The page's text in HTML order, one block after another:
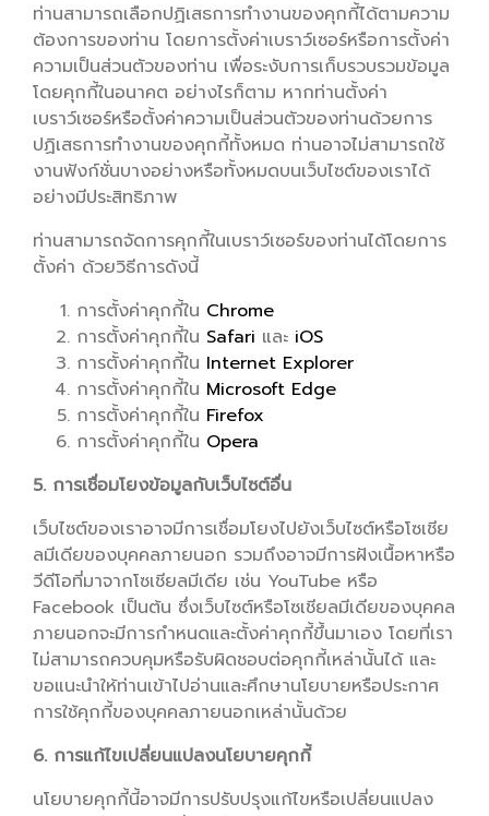
ท่านสามารถเลือกปฏิเสธการทำงานของคุกกี้ได้ตามความ
ต้องการของท่าน โดยการตั้งค่าเบราว์เซอร์หรือการตั้งค่า
ความเป็นส่วนตัวของท่าน เพื่อระงับการเก็บรวบรวมข้อมูล
โดยคุกกี้ในอนาคต อย่างไรก็ตาม หากท่านตั้งค่า
เบราว์เซอร์หรือตั้งค่าความเป็นส่วนตัวของท่านด้วยการ
ปฏิเสธการทำงานของคุกกี้ทั้งหมด ท่านอาจไม่สามารถใช้
งานฟังก์ชั่นบางอย่างหรือทั้งหมดบนเว็บไซต์ของเราได้
อย่างมีประสิทธิภาพ
ท่านสามารถจัดการคุกกี้ในเบราว์เซอร์ของท่านได้โดยการ
ตั้งค่า ด้วยวิธีการดังนี้
การตั้งค่าคุกกี้ใน Chrome
การตั้งค่าคุกกี้ใน Safari และ iOS
การตั้งค่าคุกกี้ใน Internet Explorer
การตั้งค่าคุกกี้ใน Microsoft Edge
การตั้งค่าคุกกี้ใน Firefox
การตั้งค่าคุกกี้ใน Opera
5. การเชื่อมโยงข้อมูลกับเว็บไซต์อื่น
เว็บไซต์ของเราอาจมีการเชื่อมโยงไปยังเว็บไซต์หรือโซเชีย
ลมีเดียของบุคคลภายนอก รวมถึงอาจมีการฝังเนื้อหาหรือ
วีดีโอที่มาจากโซเชียลมีเดีย เช่น YouTube หรือ
Facebook เป็นต้น ซึ่งเว็บไซต์หรือโซเชียลมีเดียของบุคคล
ภายนอกจะมีการกำหนดและตั้งค่าคุกกี้ขึ้นมาเอง โดยที่เรา
ไม่สามารถควบคุมหรือรับผิดชอบต่อคุกกี้เหล่านั้นได้ และ
ขอแนะนำให้ท่านเข้าไปอ่านและศึกษานโยบายหรือประกาศ
การใช้คุกกี้ของบุคคลภายนอกเหล่านั้นด้วย
6. การแก้ไขเปลี่ยนแปลงนโยบายคุกกี้
นโยบายคุกกี้นี้อาจมีการปรับปรุงแก้ไขหรือเปลี่ยนแปลง